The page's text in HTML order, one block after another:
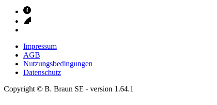
Impressum
AGB
Nutzungsbedingungen
Datenschutz
Copyright © B. Braun SE - version 1.64.1